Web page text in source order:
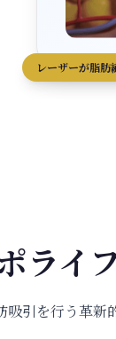
レーザーが脂肪
ライ
吸引を行う革新